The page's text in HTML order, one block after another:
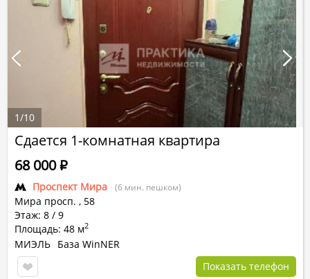
Сдается 1-комнатная квартира
Проспект Мира (6 мин. пешком)
Мира просп. , 58
Этаж: 8 / 9
Площадь: 48 м2
68 000Р
МИЭЛЬ База WinNER
Показать телефон
1/10